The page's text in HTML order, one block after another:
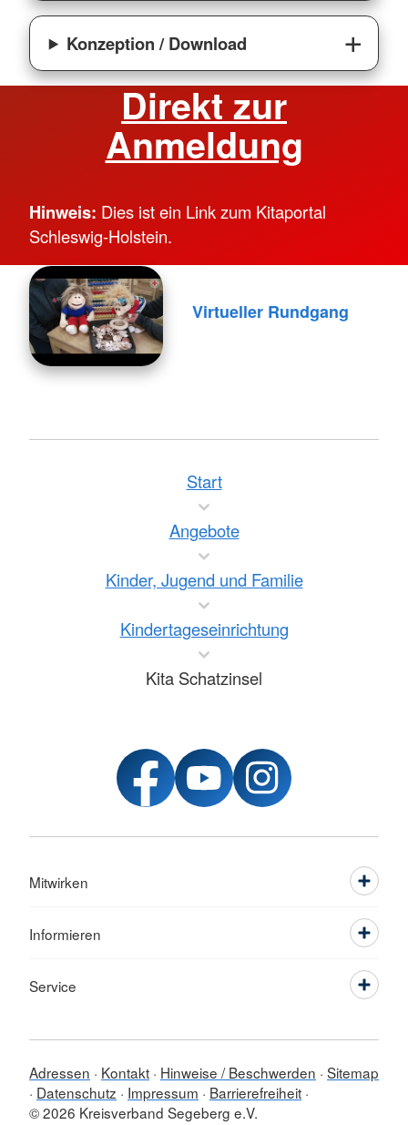
Konzeption / Download
Direkt zur
Anmeldung
Hinweis: Dies ist ein Link zum Kitaportal
Schleswig-Holstein.
Virtueller Rundgang
Start
Angebote
Kinder, Jugend und Familie
Kindertageseinrichtung
Kita Schatzinsel
Mitwirken
Informieren
Service
Adressen Kontakt Hinweise / Beschwerden Sitemap
Datenschutz
Impressum
Barrierefreiheit
© 2026 Kreisverband Segeberg e.V.